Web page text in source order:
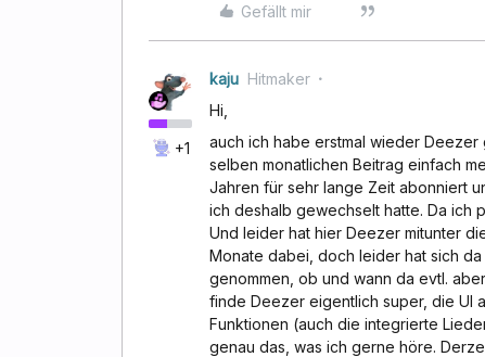
Gefällt mir
+1
kaju Hitmaker
Hi,
auch ich habe erstmal wieder
selben monatlichen Beitrag einfach
Jahren für sehr lange Zeit abonniert
ich deshalb gewechselt hatte. Da ich
Und leider hat hier Deezer mitunter
Monate dabei, doch leider hat sich
genommen, ob und wann da evtl.
finde Deezer eigentlich super, die UI
Funktionen (auch die integrierte
genau das, was ich gerne höre.